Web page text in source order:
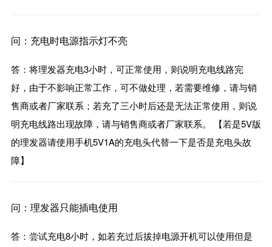
问：充电时电源指示灯不亮
答：将理发器充电3小时，可正常使用，则说明充电线路完
好，由于不影响正常工作，可不做处理，若需要维修，请与销
售商或者厂家联系；若充了三小时后还是无法正常使用，则说
明充电线路出现故障，请与销售商或者厂家联系。 【若是5V版
的理发器请使用手机5V1A的充电头代替一下是否是充电头故
障】
问：理发器只能插电使用
答：尝试充电8小时，如若充过后拔掉电源开机可以使用但是